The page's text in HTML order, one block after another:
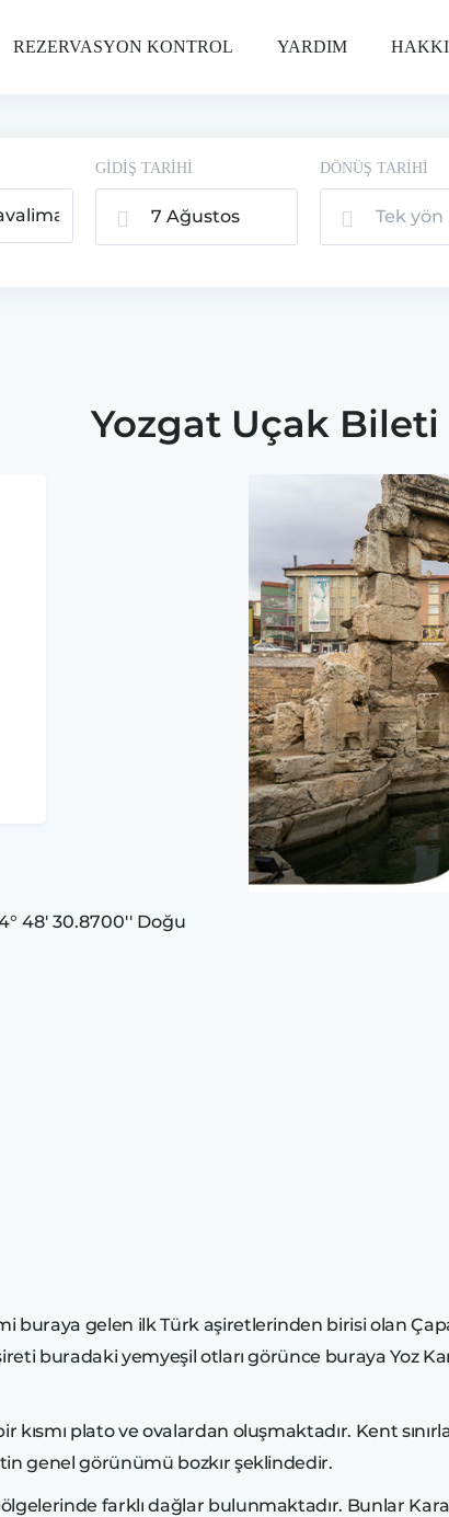
REZERVASYON KONTROL YARDIM
GİDİŞ TARİHİ
7 Ağustos
DÖNÜŞ TARİHİ
Tek yön
Yozgat Uçak Bileti
48' 30.8700'' Doğu
buraya gelen ilk Türk aşiretlerinden birisi olan
buradaki yemyeşil otları görünce buraya Yoz
kısmı plato ve ovalardan oluşmaktadır. Kent
genel görünümü bozkır şeklindedir.
farklı dağlar bulunmaktadır. Bunlar